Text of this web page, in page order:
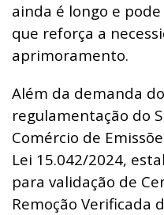
ainda é longo e
que reforça a
aprimoramento.
Além da demanda
regulamentação do
Comércio de
Lei 15.042/2024,
para validação de
Remoção Verificada